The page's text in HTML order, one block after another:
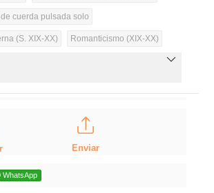
cuerda pulsada solo
(S. XIX-XX) Romanticismo (XIX-XX)
Enviar
WhatsApp